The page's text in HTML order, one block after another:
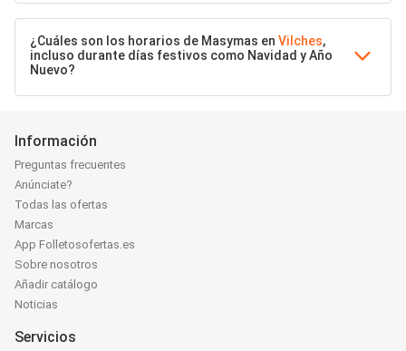
¿Cuáles son los horarios de Masymas en Vilches,
incluso durante días festivos como Navidad y Año
Nuevo?
Información
Preguntas frecuentes
Anúnciate?
Todas las ofertas
Marcas
App Folletosofertas.es
Sobre nosotros
Añadir catálogo
Noticias
Servicios